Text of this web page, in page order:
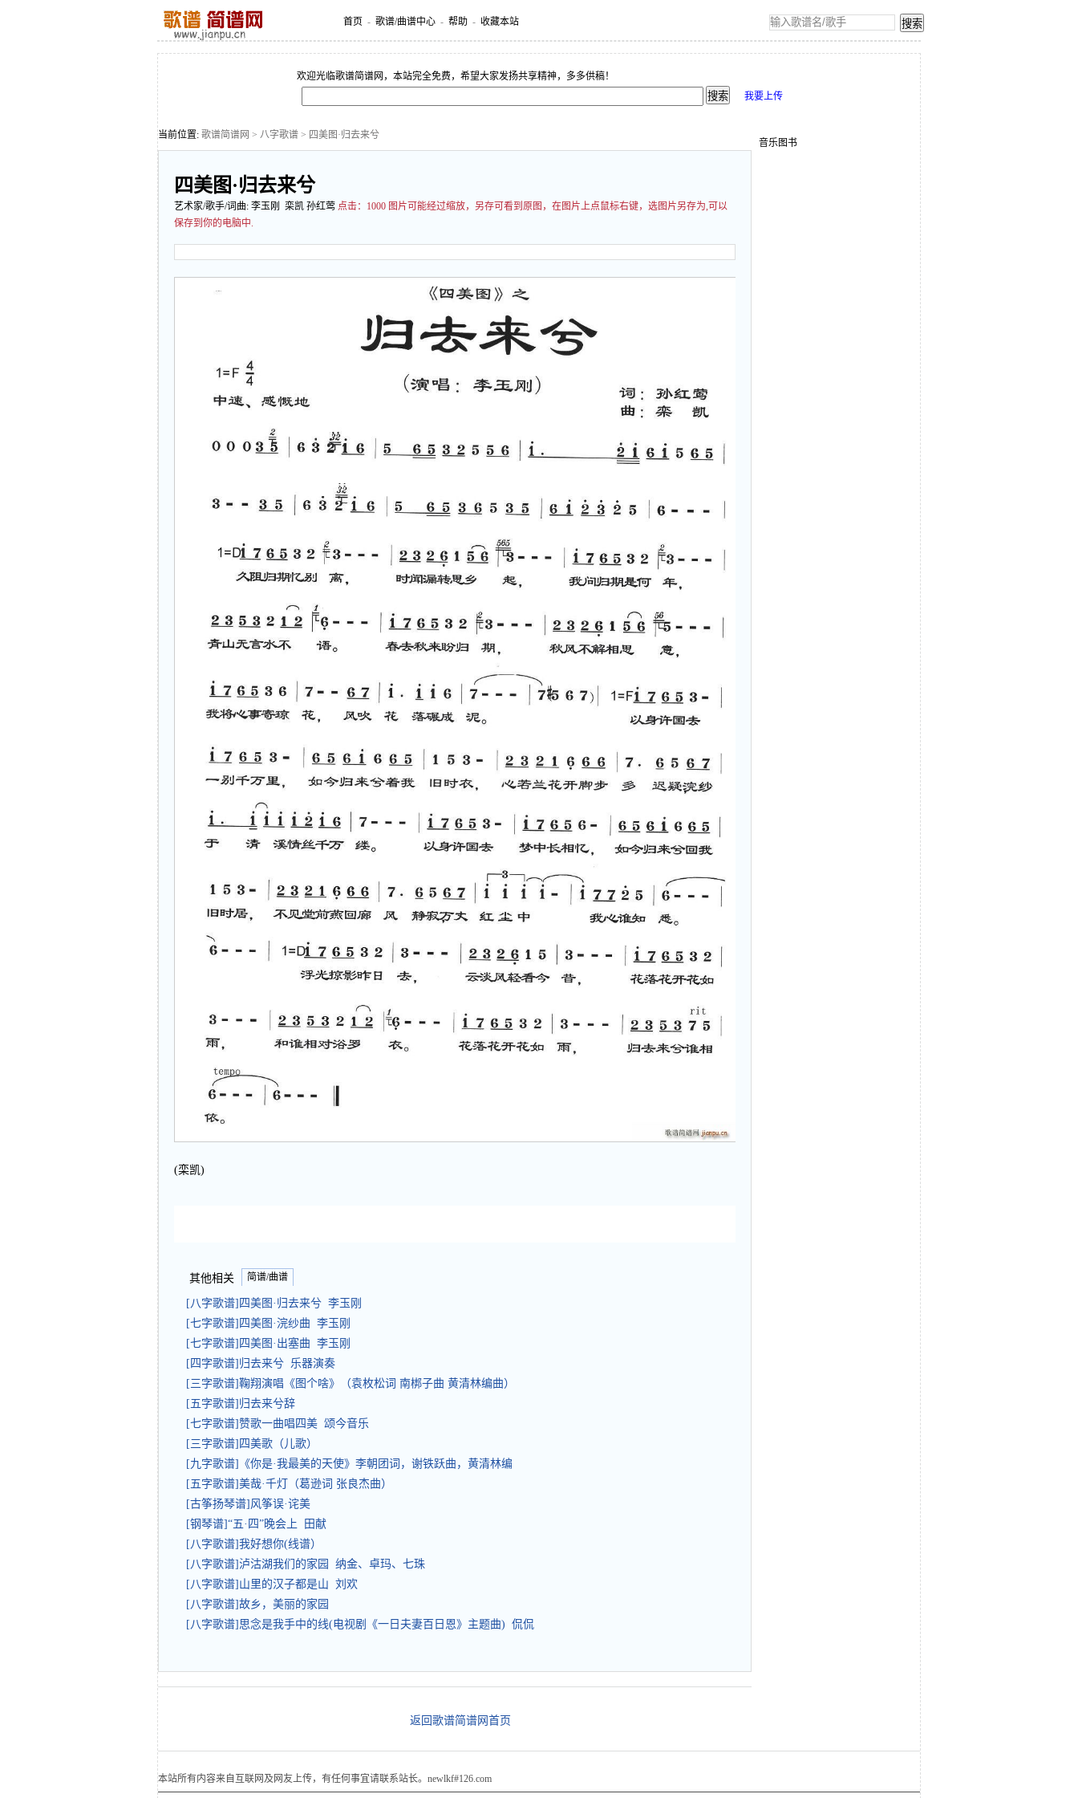
首页 - 歌谱/曲谱中心 - 帮助 - 收藏本站
欢迎光临歌谱简谱网，本站完全免费，希望大家发扬共享精神，多多供稿！
我要上传
当前位置: 歌谱简谱网 > 八字歌谱 > 四美图·归去来兮
四美图·归去来兮
艺术家/歌手/词曲: 李玉刚 栾凯 孙红莺 点击： 1000 图片可能经过缩放，另存可看到原图，在图片上点鼠标右键，选图片另存为,可以
保存到你的电脑中.
(栾凯)
其他相关 简谱/曲谱
[八字歌谱]四美图·归去来兮 李玉刚
[七字歌谱]四美图·浣纱曲 李玉刚
[七字歌谱]四美图·出塞曲 李玉刚
[四字歌谱]归去来兮 乐器演奏
[三字歌谱]鞠翔演唱《图个啥》（袁枚松词 南梆子曲 黄清林编曲）
[五字歌谱]归去来兮辞
[七字歌谱]赞歌一曲唱四美 颂今音乐
[三字歌谱]四美歌（儿歌）
[九字歌谱]《你是·我最美的天使》李朝团词，谢铁跃曲，黄清林编
[五字歌谱]美哉·千灯（葛逊词 张良杰曲）
[古筝扬琴谱]风筝误·诧美
[钢琴谱]“五·四”晚会上 田献
[八字歌谱]我好想你(线谱）
[八字歌谱]泸沽湖我们的家园 纳金、卓玛、七珠
[八字歌谱]山里的汉子都是山 刘欢
[八字歌谱]故乡，美丽的家园
[八字歌谱]思念是我手中的线(电视剧《一日夫妻百日恩》主题曲) 侃侃
返回歌谱简谱网首页
音乐图书
本站所有内容来自互联网及网友上传，有任何事宜请联系站长。newlkf#126.com